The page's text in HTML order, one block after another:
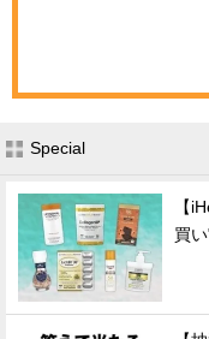
Special
【
買